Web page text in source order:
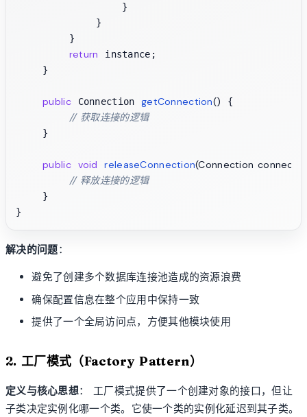
                }
            }
        }
return
instance;
    }
public Connection getConnection() {
// 获取连接的逻辑
    }
public void releaseConnection(Connection
// 释放连接的逻辑
    }
解决的问题：
避免了创建多个数据库连接池造成的资源浪费
确保配置信息在整个应用中保持一致
提供了一个全局访问点，方便其他模块使用
2. 工厂模式（Factory Pattern）
定义与核心思想： 工厂模式提供了一个创建对象的接口，但让
子类决定实例化哪一个类。它使一个类的实例化延迟到其子类。